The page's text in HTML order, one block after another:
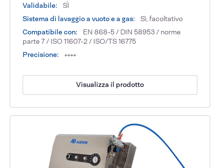
Validabile:
SÌ
Sistema di lavaggio a vuoto e a gas:
Sì, facoltativo
Compatibile con:
EN 868-5 / DIN 58953 / norme
parte 7 / ISO 11607-2 / ISO/TS 16775
Precisione:
++++
Visualizza il prodotto